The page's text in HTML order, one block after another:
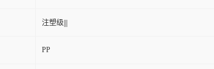
注塑级|||
PP